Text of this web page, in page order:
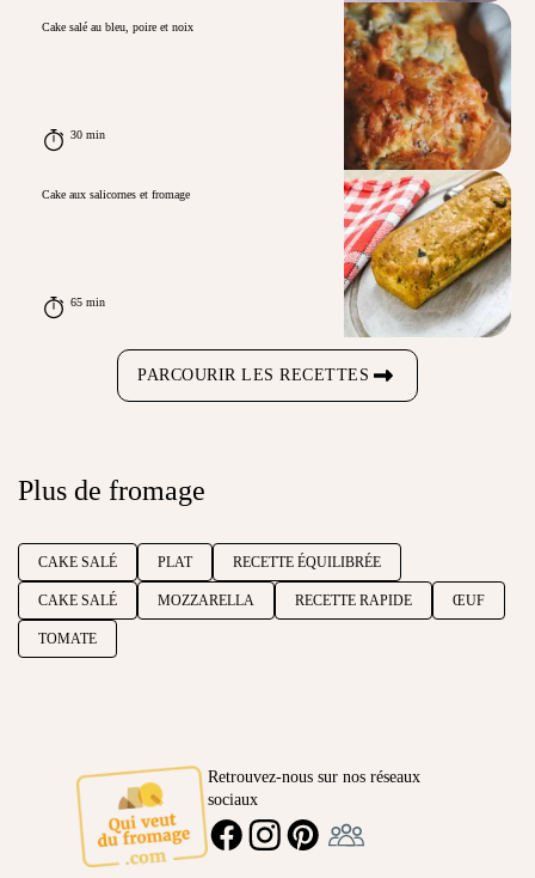
Cake salé au bleu, poire et noix
30 min
Cake aux salicornes et fromage
65 min
PARCOURIR LES RECETTES
Plus de fromage
CAKE SALÉ PLAT RECETTE ÉQUILIBRÉE
CAKE SALÉ MOZZARELLA RECETTE RAPIDE ŒUF
TOMATE
Retrouvez-nous sur nos réseaux
sociaux
FACEBOOKINSTAGRAMPINTEREST